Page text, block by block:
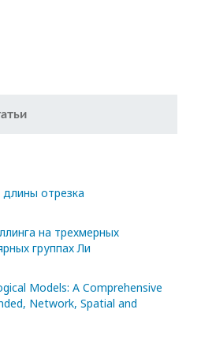
отрезка
на трехмерных
группах Ли
Models: A Comprehensive
Network, Spatial and